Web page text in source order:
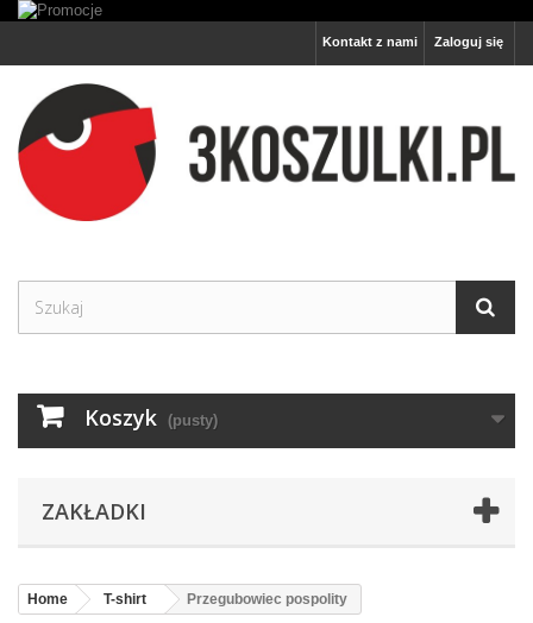
Zaloguj się
Kontakt z nami
Koszyk (pusty)
ZAKŁADKI
Home T-shirt Przegubowiec pospolity